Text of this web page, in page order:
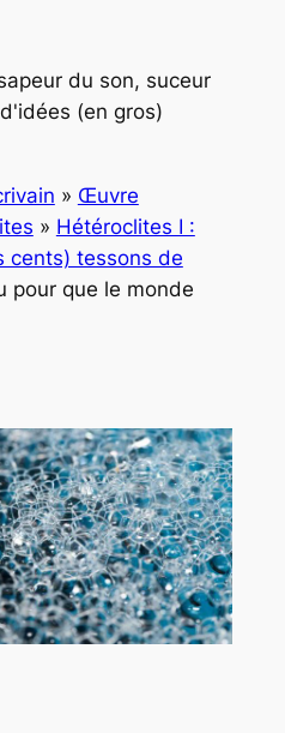
du son, suceur
(en gros)
» Œuvre
» Hétéroclites I :
cents) tessons de
pour que le monde